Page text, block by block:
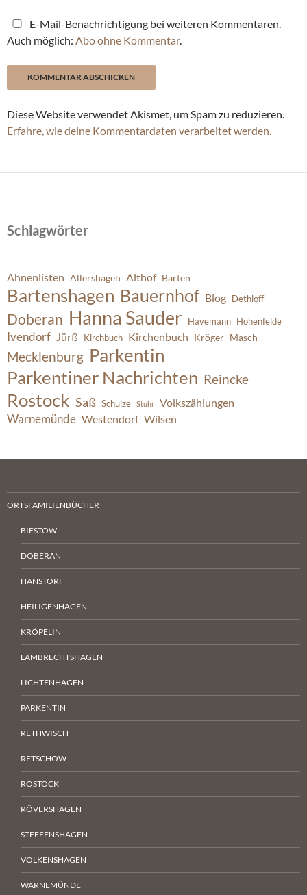
E-Mail-Benachrichtigung bei weiteren Kommentaren.
Auch möglich: Abo ohne Kommentar.
Diese Website verwendet Akismet, um Spam zu reduzieren.
Erfahre, wie deine Kommentardaten verarbeitet werden.
Schlagwörter
Ahnenlisten Allershagen Althof Barten
Bartenshagen Bauernhof Blog Dethloff
Doberan Hanna Sauder Havemann Hohenfelde
Ivendorf Jürß Kirchbuch Kirchenbuch Kröger Masch
Mecklenburg Parkentin
Parkentiner Nachrichten Reincke
Rostock Saß Schulze Stuhr Volkszählungen
Warnemünde Westendorf Wilsen
ORTSFAMILIENBÜCHER
BIESTOW
DOBERAN
HANSTORF
HEILIGENHAGEN
KRÖPELIN
LAMBRECHTSHAGEN
LICHTENHAGEN
PARKENTIN
RETHWISCH
RETSCHOW
ROSTOCK
RÖVERSHAGEN
STEFFENSHAGEN
VOLKENSHAGEN
WARNEMÜNDE